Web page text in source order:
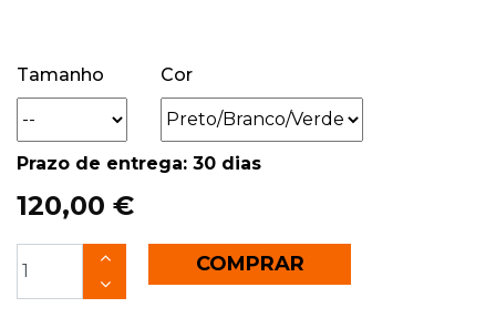
Tamanho Cor
Prazo de entrega: 30 dias
120,00 €
COMPRAR